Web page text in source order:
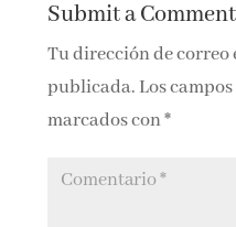
Submit a Comment
Tu dirección de correo
publicada. Los
marcados con*